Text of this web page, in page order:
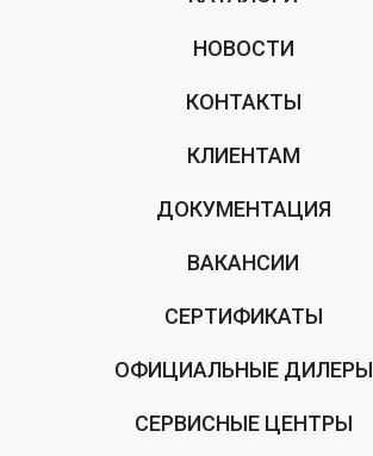
НОВОСТИ
КОНТАКТЫ
КЛИЕНТАМ
ДОКУМЕНТАЦИЯ
ВАКАНСИИ
СЕРТИФИКАТЫ
ОФИЦИАЛЬНЫЕ ДИЛЕРЫ
СЕРВИСНЫЕ ЦЕНТРЫ